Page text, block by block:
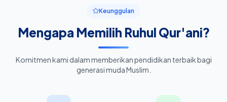
Keunggulan
Mengapa Memilih Ruhul Qur'ani?
Komitmen kami dalam memberikan pendidikan terbaik bagi
generasi muda Muslim.